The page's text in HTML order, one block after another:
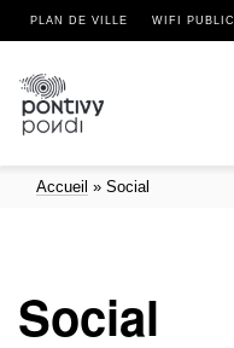
PLAN DE VILLE WIFI PUBLIC
Accueil » Social
Social